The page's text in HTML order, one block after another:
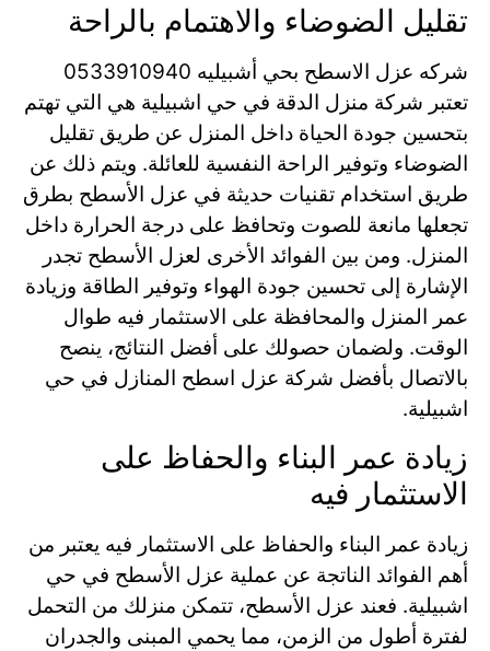
تقليل الضوضاء والاهتمام بالراحة
شركه عزل الاسطح بحي أشبيليه 0533910940
تعتبر شركة منزل الدقة في حي اشبيلية هي التي تهتم
بتحسين جودة الحياة داخل المنزل عن طريق تقليل
الضوضاء وتوفير الراحة النفسية للعائلة. ويتم ذلك عن
طريق استخدام تقنيات حديثة في عزل الأسطح بطرق
تجعلها مانعة للصوت وتحافظ على درجة الحرارة داخل
المنزل. ومن بين الفوائد الأخرى لعزل الأسطح تجدر
الإشارة إلى تحسين جودة الهواء وتوفير الطاقة وزيادة
عمر المنزل والمحافظة على الاستثمار فيه طوال
الوقت. ولضمان حصولك على أفضل النتائج، ينصح
بالاتصال بأفضل شركة عزل اسطح المنازل في حي
اشبيلية.
زيادة عمر البناء والحفاظ على
الاستثمار فيه
زيادة عمر البناء والحفاظ على الاستثمار فيه يعتبر من
أهم الفوائد الناتجة عن عملية عزل الأسطح في حي
اشبيلية. فعند عزل الأسطح، تتمكن منزلك من التحمل
لفترة أطول من الزمن، مما يحمي المبنى والجدران